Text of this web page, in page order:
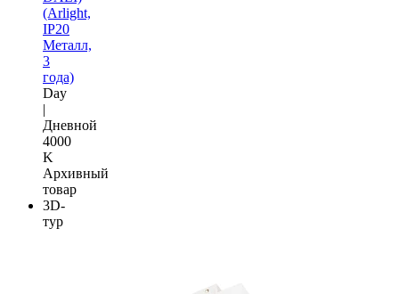
(Arlight,
IP20
Металл,
3
года)
Day
|
Дневной
4000
K
Архивный
товар
3D-
тур